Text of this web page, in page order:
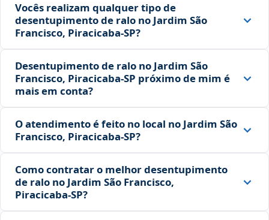
Vocês realizam qualquer tipo de
desentupimento de ralo no Jardim São
Francisco, Piracicaba‑SP?
Desentupimento de ralo no Jardim São
Francisco, Piracicaba‑SP próximo de mim é
mais em conta?
O atendimento é feito no local no Jardim São
Francisco, Piracicaba‑SP?
Como contratar o melhor desentupimento
de ralo no Jardim São Francisco,
Piracicaba‑SP?